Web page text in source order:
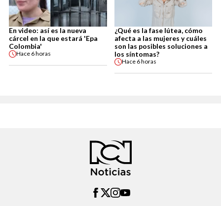
En video: así es la nueva
cárcel en la que estará 'Epa
Colombia'
Hace 6 horas
¿Qué es la fase lútea, cómo
afecta a las mujeres y cuáles
son las posibles soluciones a
los síntomas?
Hace 6 horas